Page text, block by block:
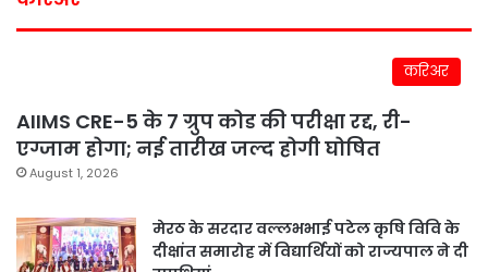
करिअर
AIIMS CRE-5 के 7 ग्रुप कोड की परीक्षा रद्द, री-
एग्जाम होगा; नई तारीख जल्द होगी घोषित
August 1, 2026
मेरठ के सरदार वल्लभभाई पटेल कृषि विवि के
दीक्षांत समारोह में विद्यार्थियों को राज्यपाल ने दी